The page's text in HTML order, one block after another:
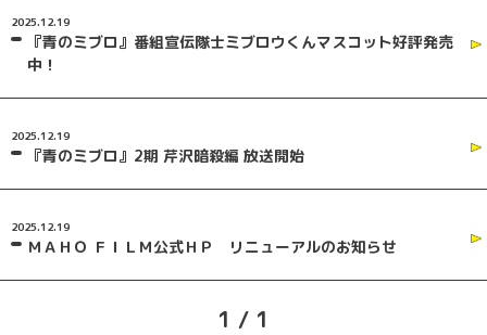
2025.12.19
『青のミブロ』番組宣伝隊士ミブロウくんマスコット好評発売
中！
2025.12.19
『青のミブロ』2期 芹沢暗殺編 放送開始
2025.12.19
ＭＡＨＯ ＦＩＬＭ公式ＨＰ リニューアルのお知らせ
1 / 1